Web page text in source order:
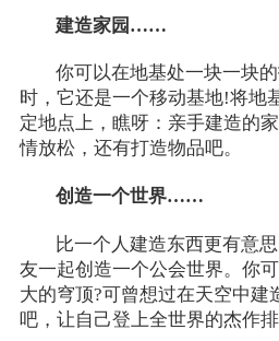
建造家园……
你可以在地基处一块一块
时，它还是一个移动基地!将地
定地点上，瞧呀：亲手建造的
情放松，还有打造物品吧。
创造一个世界……
比一个人建造东西更有意
友一起创造一个公会世界。你
大的穹顶?可曾想过在天空中建
吧，让自己登上全世界的杰作